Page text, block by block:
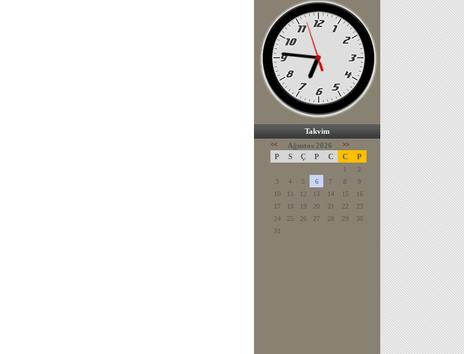
Takvim
<< Ağustos 2026 >>
P S Ç P C C P
1
2
3
4 5 6 7 8
9
10
11 12 13 14 15
16
17
18 19 20 21 22
23
24
25 26 27 28 29
30
31